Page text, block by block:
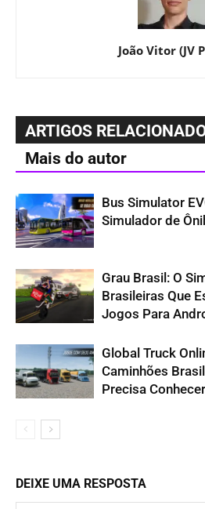
João Vitor (JV
ARTIGOS
Mais do autor
Bus Simulator
Simulador de
Grau Brasil: O
Brasileiras Que
Jogos Para
Global Truck
Caminhões
Precisa
DEIXE UMA RESPOSTA